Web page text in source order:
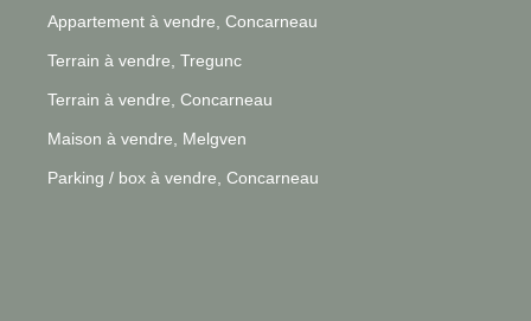
Appartement à vendre, Concarneau
Terrain à vendre, Tregunc
Terrain à vendre, Concarneau
Maison à vendre, Melgven
Parking / box à vendre, Concarneau